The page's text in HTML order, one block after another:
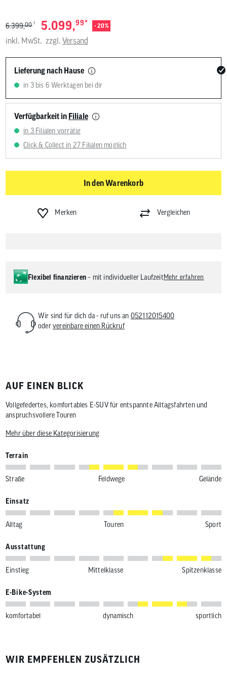
6.399,00 1 5.099,99* - 20%
inkl. MwSt. zzgl. Versand
Lieferung nach Hause
in 3 bis 6 Werktagen bei dir
Verfügbarkeit in Filiale
in 3 Filialen vorrätig
Click & Collect in 27 Filialen möglich
In den Warenkorb
Merken Vergleichen
Flexibel finanzieren– mit individueller Laufzeit Mehr erfahren
Wir sind für dich da - ruf uns an 052112015400
odervereinbare einen Rückruf
AUF EINEN BLICK
Vollgefedertes, komfortables E-SUV für entspannte Alltagsfahrten und
anspruchsvollere Touren
Mehr über diese Kategorisierung
Terrain
Straße Feldwege Gelände
Einsatz
Alltag Touren Sport
Ausstattung
Einstieg Mittelklasse Spitzenklasse
E-Bike-System
komfortabel dynamisch sportlich
WIR EMPFEHLEN ZUSÄTZLICH